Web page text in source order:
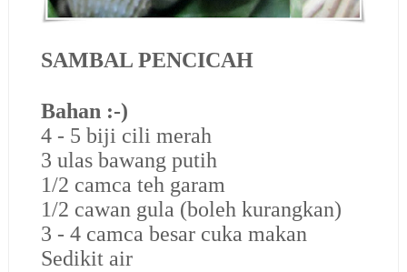
SAMBAL PENCICAH
Bahan :-)
4 - 5 biji cili merah
3 ulas bawang putih
1/2 camca teh garam
1/2 cawan gula (boleh kurangkan)
3 - 4 camca besar cuka makan
Sedikit air